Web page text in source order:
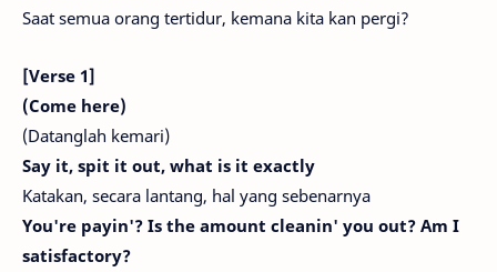
Saat semua orang tertidur, kemana kita kan pergi?
[Verse 1]
(Come here)
(Datanglah kemari)
Say it, spit it out, what is it exactly
Katakan, secara lantang, hal yang sebenarnya
You're payin'? Is the amount cleanin' you out? Am I
satisfactory?